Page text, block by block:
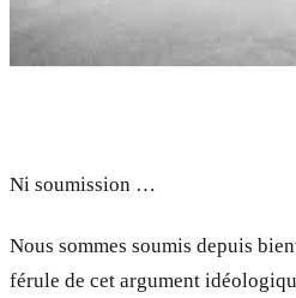
Ni soumission …
Nous sommes soumis depuis
férule de cet argument